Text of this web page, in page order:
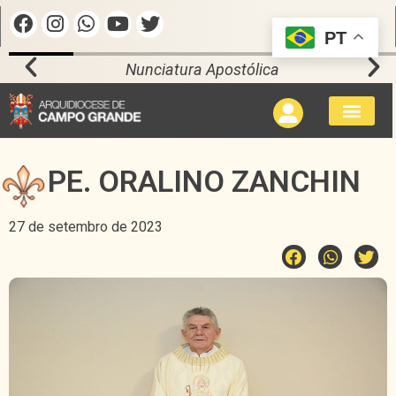
Nunciatura Apostólica
PE. ORALINO ZANCHIN
27 de setembro de 2023
PT